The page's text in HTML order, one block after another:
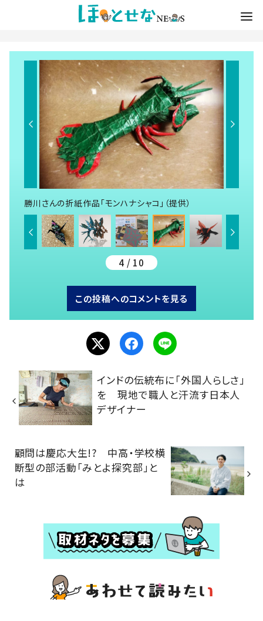
勝川さんの折紙作品「モンハナシャコ」（提供）
4 / 10
この投稿へのコメントを見る
インドの伝統布に「外国人らしさ」
を 現地で職人と汗流す日本人
デザイナー
顧問は慶応大生!? 中高・学校横
断型の部活動「みとよ探究部」と
は